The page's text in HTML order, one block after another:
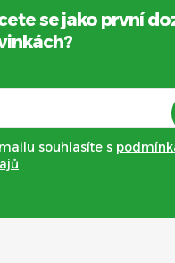
se jako první
souhlasíte s